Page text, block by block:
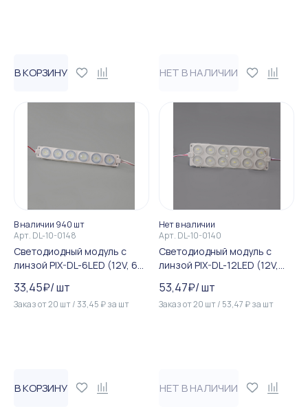
В КОРЗИНУ НЕТ В НАЛИЧИИ
В наличии 940 шт
Арт. DL-10-0148
Светодиодный модуль c
линзой PIX-DL-6LED (12V, 6W,
33,45₽/шт
Заказ от20 шт/33,45 ₽за шт
В КОРЗИНУ
Нет в наличии
Арт. DL-10-0140
Светодиодный модуль c
линзой PIX-DL-12LED (12V,
53,47₽/шт
Заказ от20 шт/ 53,47 ₽за шт
НЕТ В НАЛИЧИИ